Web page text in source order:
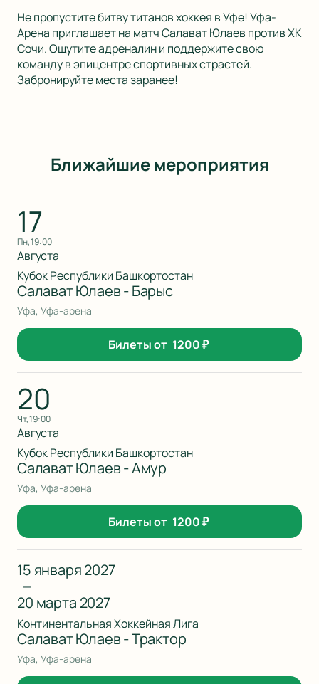
Не пропустите битву титанов хоккея в Уфе! Уфа-
Арена приглашает на матч Салават Юлаев против ХК
Сочи. Ощутите адреналин и поддержите свою
команду в эпицентре спортивных страстей.
Забронируйте места заранее!
Ближайшие мероприятия
17
пн, 19:00
Августа
Кубок Республики Башкортостан
Салават Юлаев - Барыс
Уфа, Уфа-арена
Билеты от 1200₽
20
чт, 19:00
Августа
Кубок Республики Башкортостан
Салават Юлаев - Амур
Уфа, Уфа-арена
Билеты от 1200₽
15 января 2027
—
20 марта 2027
Континентальная Хоккейная Лига
Салават Юлаев - Трактор
Уфа, Уфа-арена